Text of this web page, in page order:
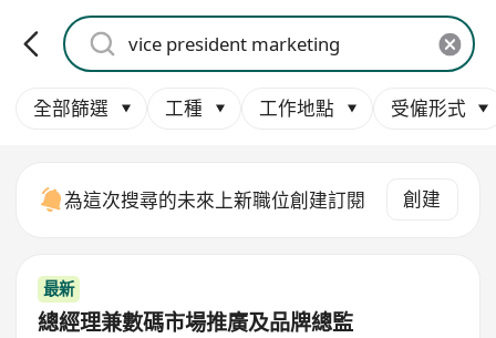
全部篩選 工種 工作地點 受僱形式
為這次搜尋的未來上新職位創建訂閱 創建
最新
總經理兼數碼市場推廣及品牌總監